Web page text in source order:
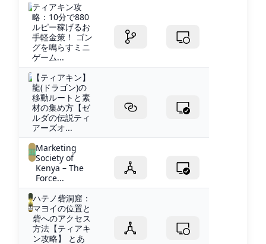
ティアキン攻
略：10分で880
ルピー稼げるお
手軽金策！ ゴン
グを鳴らすミニ
ゲーム...
【ティアキン】
龍(ドラゴン)の
移動ルートと素
材の集め方【ゼ
ルダの伝説ティ
アーズオ...
Marketing
Society of
Kenya – The
Force...
ハテノ砦洞窟：
マヨイの位置と
砦へのアクセス
方法【ティアキ
ン攻略】 とあ